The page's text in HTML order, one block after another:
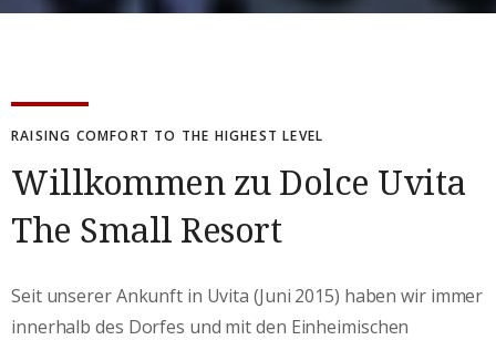
RAISING COMFORT TO THE HIGHEST LEVEL
Willkommen zu Dolce Uvita
The Small Resort
Seit unserer Ankunft in Uvita (Juni 2015) haben wir immer
innerhalb des Dorfes und mit den Einheimischen